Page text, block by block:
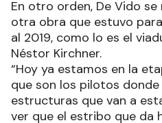
En otro orden, De Vido
otra obra que estuvo
al 2019, como lo es el
Néstor Kirchner.
“Hoy ya estamos en la
que son los pilotos
estructuras que van a
ver que el estribo que da